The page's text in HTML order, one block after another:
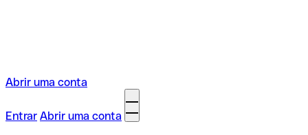
Abrir uma conta
Entrar Abrir uma conta